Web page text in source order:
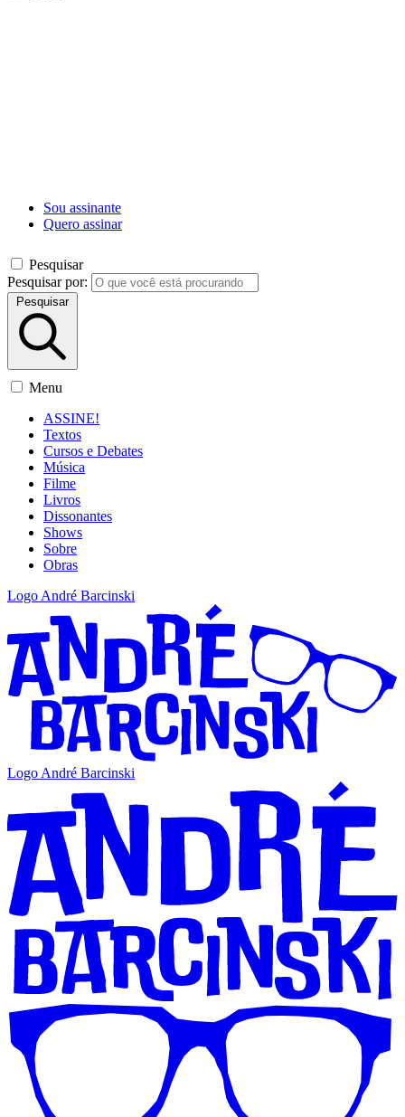
Sou assinante
Quero assinar
Pesquisar
Pesquisar por:
Pesquisar
Menu
ASSINE!
Textos
Cursos e Debates
Música
Filme
Livros
Dissonantes
Shows
Sobre
Obras
Logo André Barcinski
Logo André Barcinski